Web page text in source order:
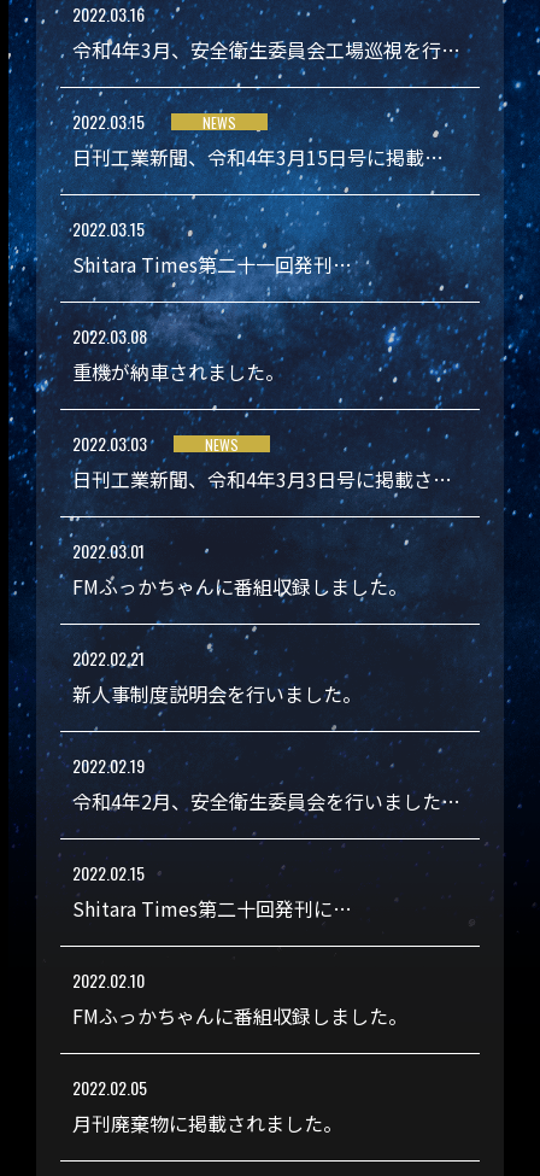
2022.03.16
令和4年3月、安全衛生委員会工場巡視を行…
2022.03.15 NEWS
日刊工業新聞、令和4年3月15日号に掲載…
2022.03.15
Shitara Times第二十一回発刊…
2022.03.08
重機が納車されました。
2022.03.03 NEWS
日刊工業新聞、令和4年3月3日号に掲載さ…
2022.03.01
FMふっかちゃんに番組収録しました。
2022.02.21
新人事制度説明会を行いました。
2022.02.19
令和4年2月、安全衛生委員会を行いました…
2022.02.15
Shitara Times第二十回発刊に…
2022.02.10
FMふっかちゃんに番組収録しました。
2022.02.05
月刊廃棄物に掲載されました。